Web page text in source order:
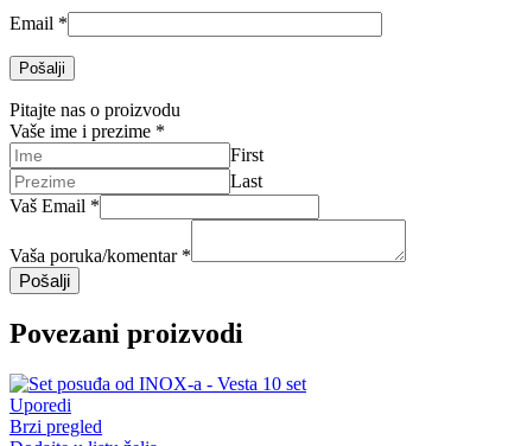
Email *
Pitajte nas o proizvodu
Vaše ime i prezime *
First
Last
Vaš Email *
Vaša poruka/komentar *
Pošalji
Povezani proizvodi
Uporedi
Brzi pregled